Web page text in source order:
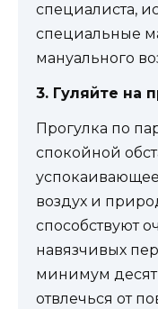
специалиста,
специальные
мануального
3. Гуляйте на
Прогулка по
спокойной
воздух и
способствуют
навязчивых
минимум
отвлечься от